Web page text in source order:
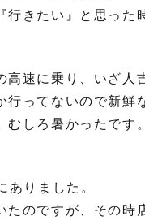
行きたい』と思った
速に乗り、いざ人
行ってないので新鮮
しろ暑かったです。
ありました。
たのですが、その時